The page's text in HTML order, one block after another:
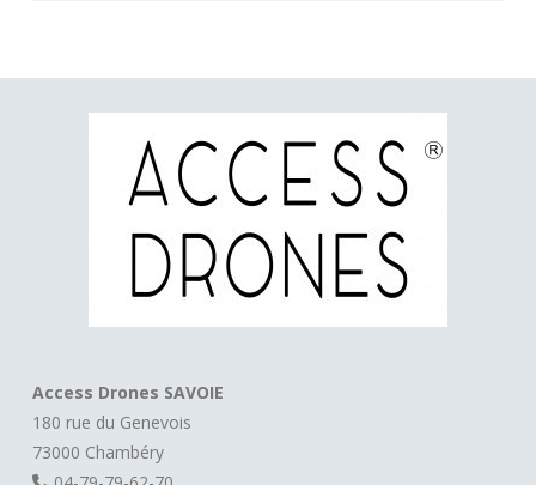
Access Drones SAVOIE
180 rue du Genevois
73000 Chambéry